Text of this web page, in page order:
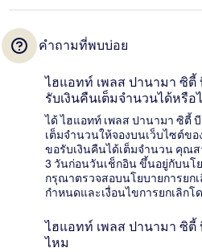
คำถามที่พบบ่อย
ไฮแอทท์ เพลส ปานามา ซิตี้
รับเงินคืนเต็มจำนวนได้หรือ
ได้ ไฮแอทท์ เพลส ปานามา ซิตี้
เต็มจำนวนให้จองบนเว็บไซต์ข
ขอรับเงินคืนได้เต็มจำนวน คุณส
3 วันก่อนวันเช็กอิน ขึ้นอยู่กับนโ
กรุณาตรวจสอบนโยบายการยก
กำหนดและเงื่อนไขการยกเลิกโ
ไฮแอทท์ เพลส ปานามา ซิตี้
ไหม